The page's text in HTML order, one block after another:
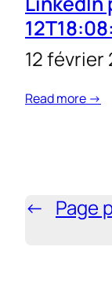
12 février
Read more →
← Page